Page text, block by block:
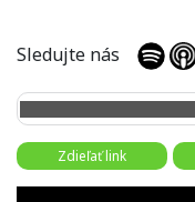
Sledujte nás
Zdieľať link